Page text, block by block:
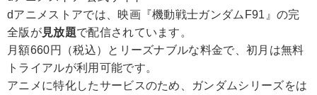
dアニメストアでは、映画『機動戦士ガンダムF91』の完
全版が見放題で配信されています。
月額660円（税込）とリーズナブルな料金で、初月は無料
トライアルが利用可能です。
アニメに特化したサービスのため、ガンダムシリーズをは